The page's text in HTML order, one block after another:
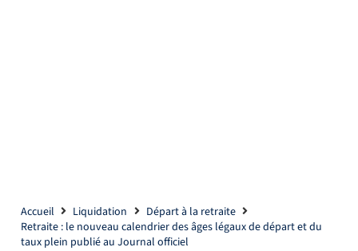
Accueil Liquidation
Départ à la retraite
Retraite : le nouveau calendrier des âges légaux de départ et du
taux plein publié au Journal officiel